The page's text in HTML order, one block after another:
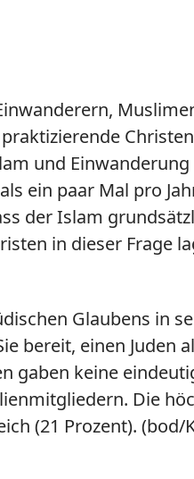
und
ein paar Mal pro
der Islam
in dieser Frage
Glaubens in
bereit, einen Juden
gaben keine
Die
(21 Prozent). (bod/